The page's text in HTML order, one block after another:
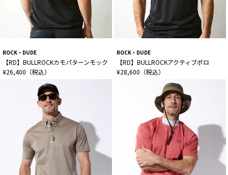
ROCK・DUDE
【RD】BULLROCKカモパターンモック
¥26,400（税込）
ROCK・DUDE
【RD】BULLROCKアクティブポロ
¥28,600（税込）